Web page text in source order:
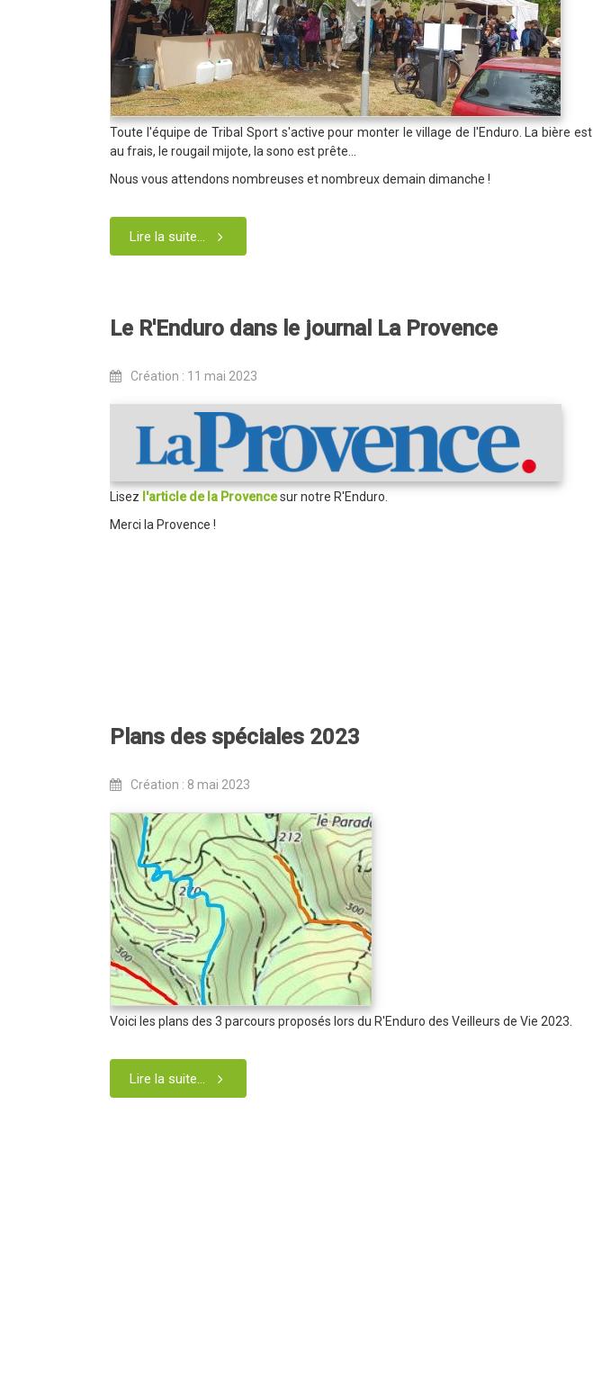
Toute l'équipe de Tribal Sport s'active pour monter le village de l'Enduro. La bière est
au frais, le rougail mijote, la sono est prête...
Nous vous attendons nombreuses et nombreux demain dimanche !
Lire la suite...
Le R'Enduro dans le journal La Provence
Création : 11 mai 2023
Lisez l'article de la Provencesur notre R'Enduro.
Merci la Provence !
Plans des spéciales 2023
Création : 8 mai 2023
Voici les plans des 3 parcours proposés lors du R'Enduro des Veilleurs de Vie 2023.
Lire la suite...